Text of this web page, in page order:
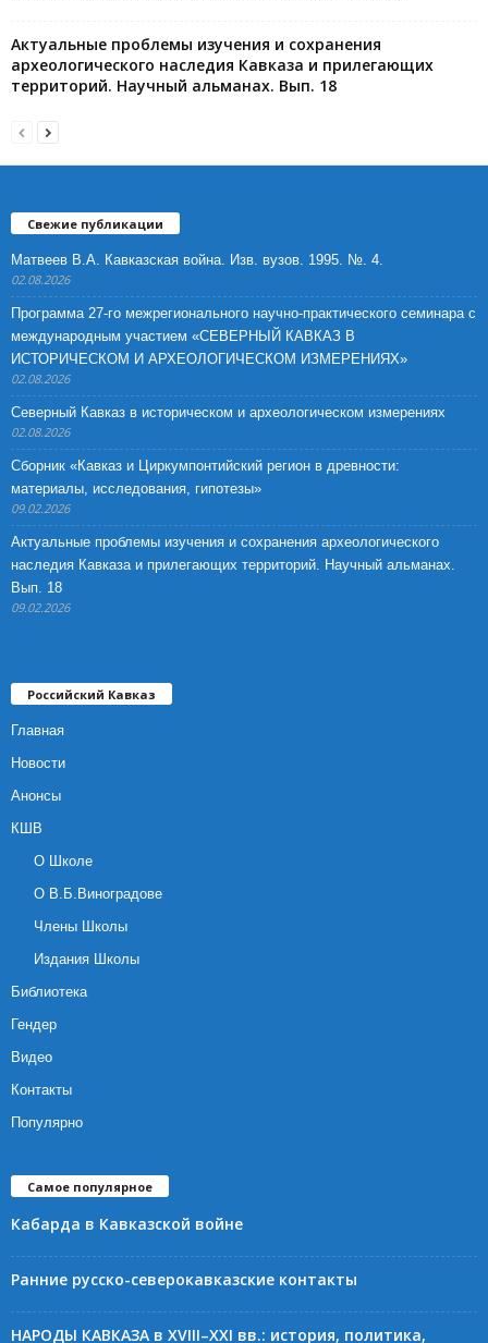
Актуальные проблемы изучения и сохранения
археологического наследия Кавказа и прилегающих
территорий. Научный альманах. Вып. 18
Свежие публикации
Матвеев В.А. Кавказская война. Изв. вузов. 1995. №. 4.
02.08.2026
Программа 27-го межрегионального научно-практического семинара с
международным участием «СЕВЕРНЫЙ КАВКАЗ В
ИСТОРИЧЕСКОМ И АРХЕОЛОГИЧЕСКОМ ИЗМЕРЕНИЯХ»
02.08.2026
Северный Кавказ в историческом и археологическом измерениях
02.08.2026
Сборник «Кавказ и Циркумпонтийский регион в древности:
материалы, исследования, гипотезы»
09.02.2026
Актуальные проблемы изучения и сохранения археологического
наследия Кавказа и прилегающих территорий. Научный альманах.
Вып. 18
09.02.2026
Российский Кавказ
Главная
Новости
Анонсы
КШВ
О Школе
О В.Б.Виноградове
Члены Школы
Издания Школы
Библиотека
Гендер
Видео
Контакты
Популярно
Самое популярное
Кабарда в Кавказской войне
Ранние русско-северокавказские контакты
НАРОДЫ КАВКАЗА в XVIII–XXI вв.: история, политика,